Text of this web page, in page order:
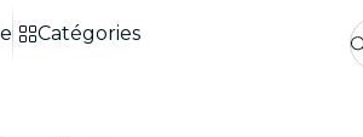
Catégories